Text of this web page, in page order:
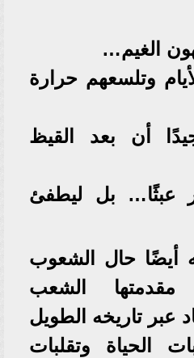
الغيم…
وتلسعهم حرارة
أن بعد القيظ
عبثًا… بل ليطفئ
أيضًا حال الشعوب
مقدمتها الشعب
عبر تاريخه الطويل
الحياة وتقلبات